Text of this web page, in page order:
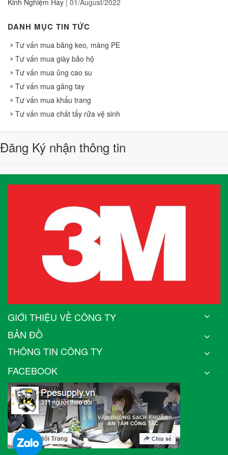
DANH MỤC TIN TỨC
Tư vấn mua băng keo, màng PE
Tư vấn mua giày bảo hộ
Tư vấn mua ủng cao su
Tư vấn mua găng tay
Tư vấn mua khẩu trang
Tư vấn mua chất tẩy rửa vệ sinh
Đăng Ký nhận thông tin
GIỚI THIỆU VỀ CÔNG TY
BẢN ĐỒ
THÔNG TIN CÔNG TY
FACEBOOK